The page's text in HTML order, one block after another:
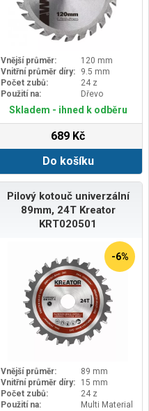
Vnější průměr:
120 mm
Vnitřní průměr díry:
9.5 mm
Počet zubů:
24 z
Použití na:
Dřevo
Skladem - ihned k odběru
689 Kč
Do košíku
Pilový kotouč univerzální
89mm, 24T Kreator
KRT020501
-6%
Vnější průměr:
89 mm
Vnitřní průměr díry:
15 mm
Počet zubů:
24 z
Použití na:
Multi Material